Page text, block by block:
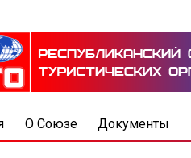
О Союзе Документы